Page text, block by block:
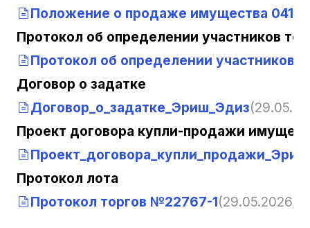
Положение о продаже имущества
Протокол об определении участников
Протокол об определении участников
Договор о задатке
Договор_о_задатке_Эриш_Эдиз
Проект договора купли-продажи
Протокол лота
Протокол торгов №22767-1(29.05.2026,